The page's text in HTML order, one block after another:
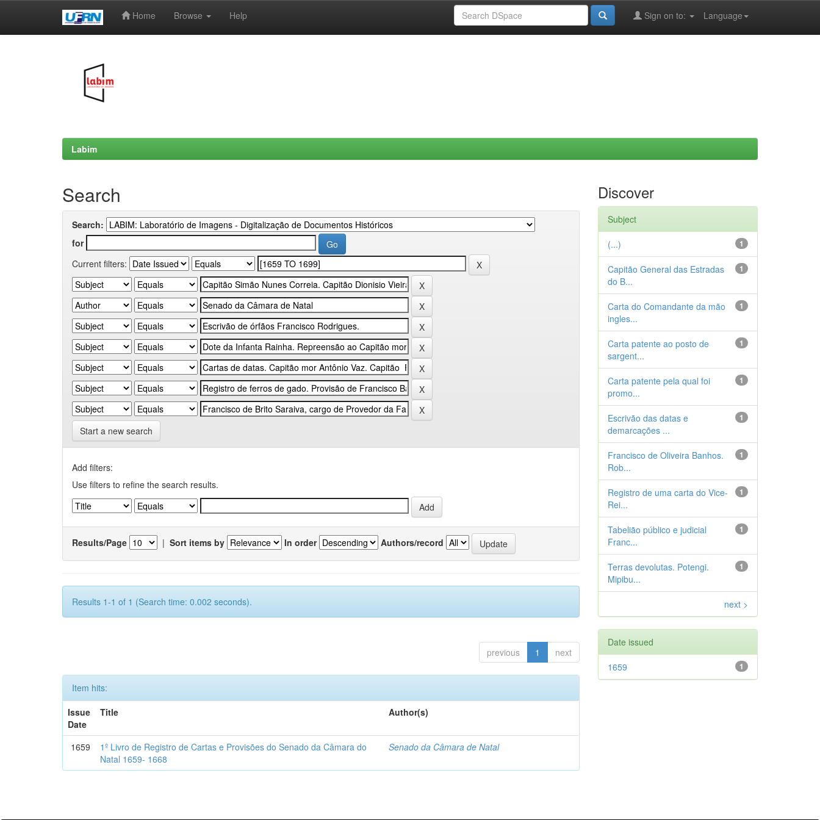
Home Browse Help Language
Sign on to:
Labim
Search
Search:
for
Current filters:
Start a new search
Add filters:
Use filters to refine the search results.
Results/Page | Sort items by In order Authors/record
Results 1-1 of 1 (Search time: 0.002 seconds).
previous 1 next
Item hits:
Issue
Date
Title Author(s)
1659
1º Livro de Registro de Cartas e Provisões do Senado da Câmara do
Natal 1659- 1668
Senado da Câmara de Natal
Discover
Subject
1
(...)
1
Capitão General das Estradas
do B...
1
Carta do Comandante da mão
ingles...
1
Carta patente ao posto de
sargent...
1
Carta patente pela qual foi
promo...
1
Escrivão das datas e
demarcações ...
1
Francisco de Oliveira Banhos.
Rob...
1
Registro de uma carta do Vice-
Rei...
1
Tabelião público e judicial
Franc...
1
Terras devolutas. Potengi.
Mipibu...
next >
Date issued
1
1659